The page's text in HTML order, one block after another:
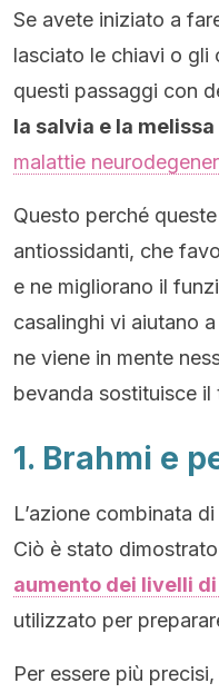
Se avete iniziato a
lasciato le chiavi o gli
questi passaggi con
la salvia e la
malattie
Questo perché
antiossidanti, che
e ne migliorano il
casalinghi vi aiutano
ne viene in mente
bevanda sostituisce
1. Brahmi e
L’azione combinata
Ciò è stato
aumento dei livelli
utilizzato per
Per essere più precisi,